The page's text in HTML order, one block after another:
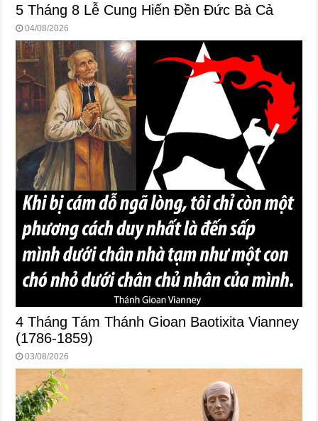
5 Tháng 8 Lễ Cung Hiến Ðền Ðức Bà Cả
04/08/2026
4 Tháng Tám Thánh Gioan Baotixita Vianney
(1786-1859)
03/08/2026